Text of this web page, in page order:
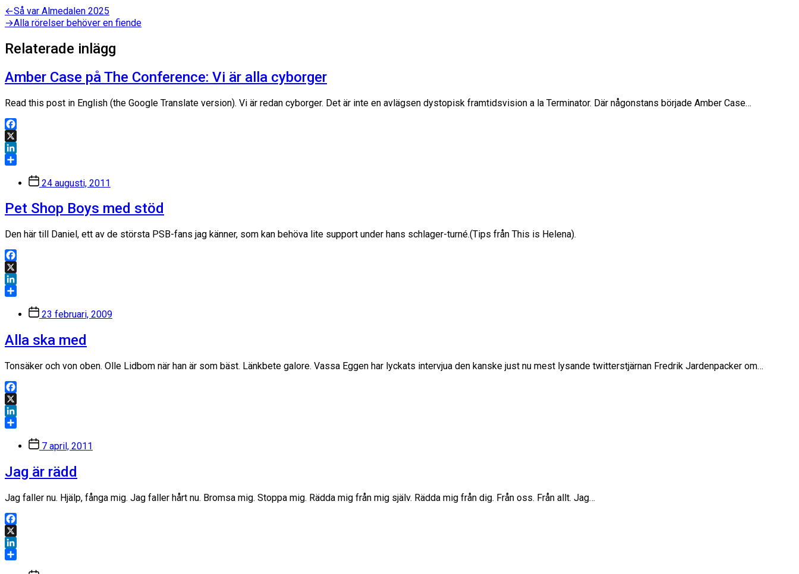
Inläggsnavigering
←Föregående
inlägg:
Så var Almedalen 2025
→Nästa
Alla rörelser behöver en fiende
Relaterade inlägg
Amber Case på The Conference: Vi är alla cyborger
Read this post in English (the Google Translate version). Vi är redan cyborger. Det är inte en avlägsen dystopisk framtidsvision a la Terminator. Där någonstans började Amber Case…
Facebook
X
LinkedIn
Inläggsdatum
24 augusti, 2011
Pet Shop Boys med stöd
Den här till Daniel, ett av de största PSB-fans jag känner, som kan behöva lite support under hans schlager-turné.(Tips från This is Helena).
Facebook
X
LinkedIn
Inläggsdatum
23 februari, 2009
Alla ska med
Tonsäker och von oben. Olle Lidbom när han är som bäst. Länkbete galore. Vassa Eggen har lyckats intervjua den kanske just nu mest lysande twitterstjärnan Fredrik Jardenpacker om…
Facebook
X
LinkedIn
Inläggsdatum
7 april, 2011
Jag är rädd
Jag faller nu. Hjälp, fånga mig. Jag faller hårt nu. Bromsa mig. Stoppa mig. Rädda mig från mig själv. Rädda mig från dig. Från oss. Från allt. Jag…
Facebook
X
LinkedIn